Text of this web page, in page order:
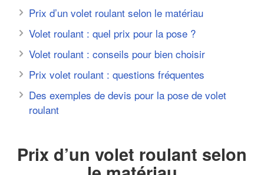
Prix d’un volet roulant selon le matériau
Volet roulant : quel prix pour la pose ?
Volet roulant : conseils pour bien choisir
Prix volet roulant : questions fréquentes
Des exemples de devis pour la pose de volet
roulant
Prix d’un volet roulant selon